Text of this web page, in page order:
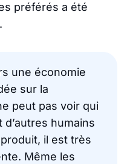
préférés a été
une économie
sur la
peut pas voir qui
humains
il est très
Même les